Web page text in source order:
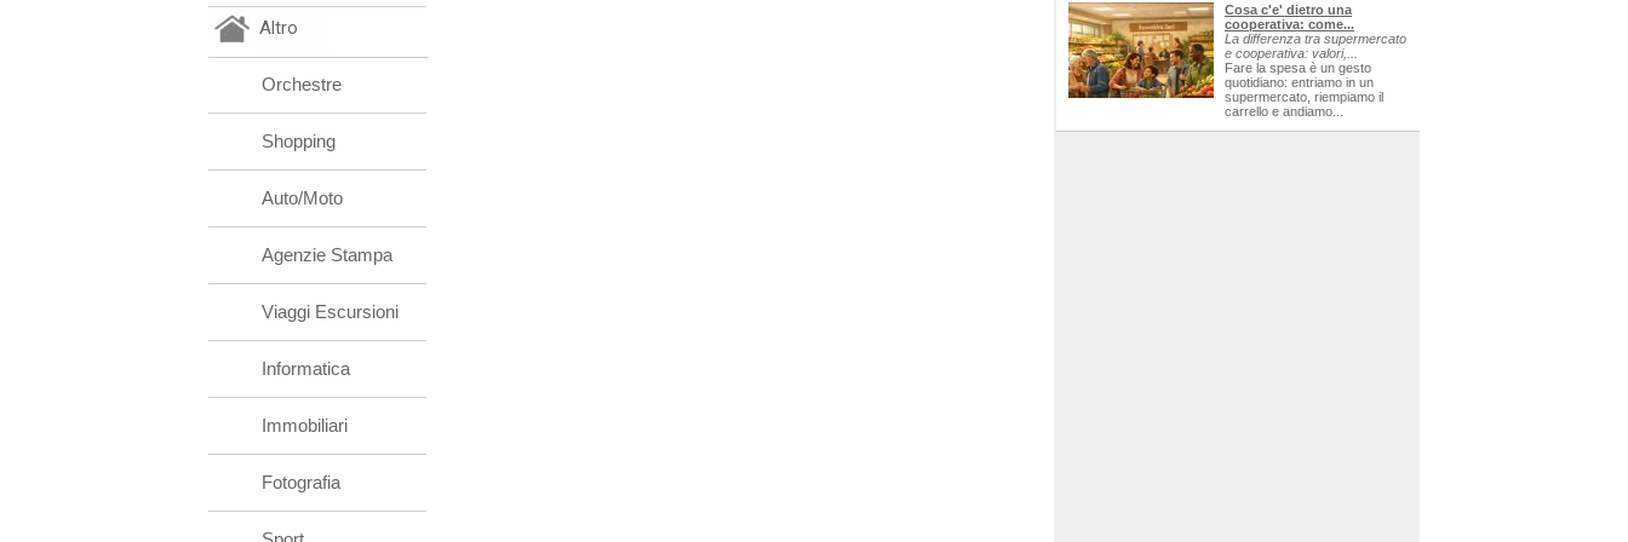
Altro
Orchestre
Shopping
Auto/Moto
Agenzie Stampa
Viaggi Escursioni
Informatica
Immobiliari
Fotografia
Cosa c'e' dietro una
cooperativa: come...
La differenza tra supermercato
e cooperativa: valori,...
Fare la spesa è un gesto
quotidiano: entriamo in un
supermercato, riempiamo il
carrello e andiamo...